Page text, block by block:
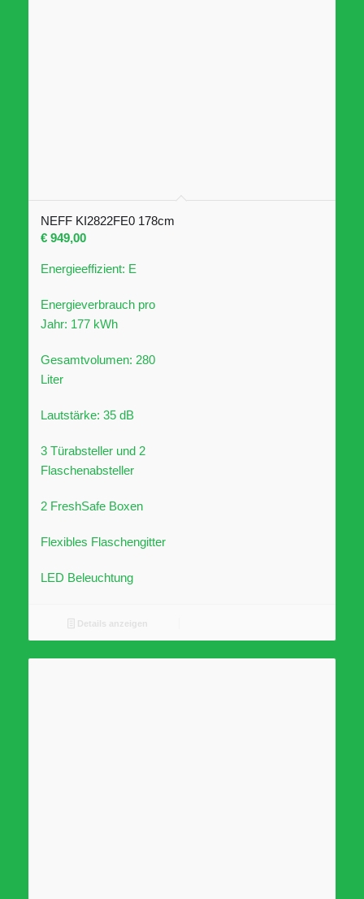
NEFF KI2822FE0 178cm
€949,00
Energieeffizient: E
Energieverbrauch pro
Jahr: 177 kWh
Gesamtvolumen: 280
Liter
Lautstärke: 35 dB
3 Türabsteller und 2
Flaschenabsteller
2 FreshSafe Boxen
Flexibles Flaschengitter
LED Beleuchtung
Details anzeigen